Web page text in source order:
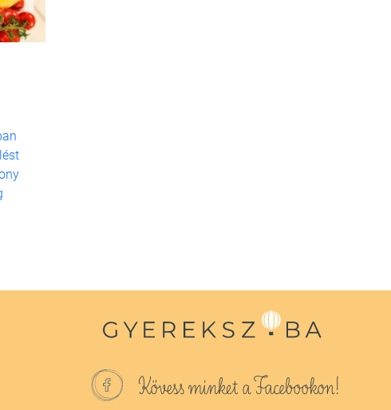
Kövess minket a Facebookon!